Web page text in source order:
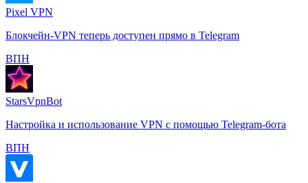
Pixel VPN
Блокчейн-VPN теперь доступен прямо в Telegram
️ВПН
StarsVpnBot
Настройка и использование VPN с помощью Telegram-бота
️ВПН